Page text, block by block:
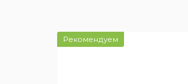
Рекомендуем